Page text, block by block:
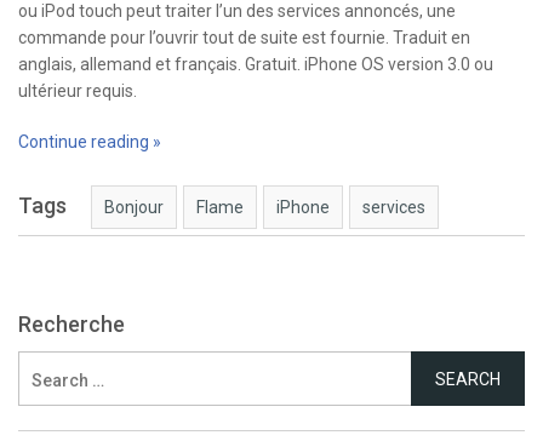
ou iPod touch peut traiter l’un des services annoncés, une
commande pour l’ouvrir tout de suite est fournie. Traduit en
anglais, allemand et français. Gratuit. iPhone OS version 3.0 ou
ultérieur requis.
Continue reading »
Tags Bonjour Flame iPhone services
Recherche
for: